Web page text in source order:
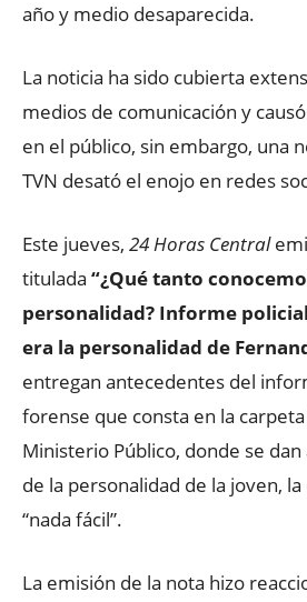
año y medio desaparecida.
La noticia ha sido cubierta
medios de comunicación y
en el público, sin embargo, una
TVN desató el enojo en redes
Este jueves, 24 Horas Central
titulada “¿Qué tanto
personalidad? Informe
era la personalidad de
entregan antecedentes del
forense que consta en la
Ministerio Público, donde se
de la personalidad de la joven,
“nada fácil”.
La emisión de la nota hizo